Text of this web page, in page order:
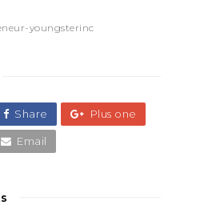
youngsterinc
Share Plus one
Email